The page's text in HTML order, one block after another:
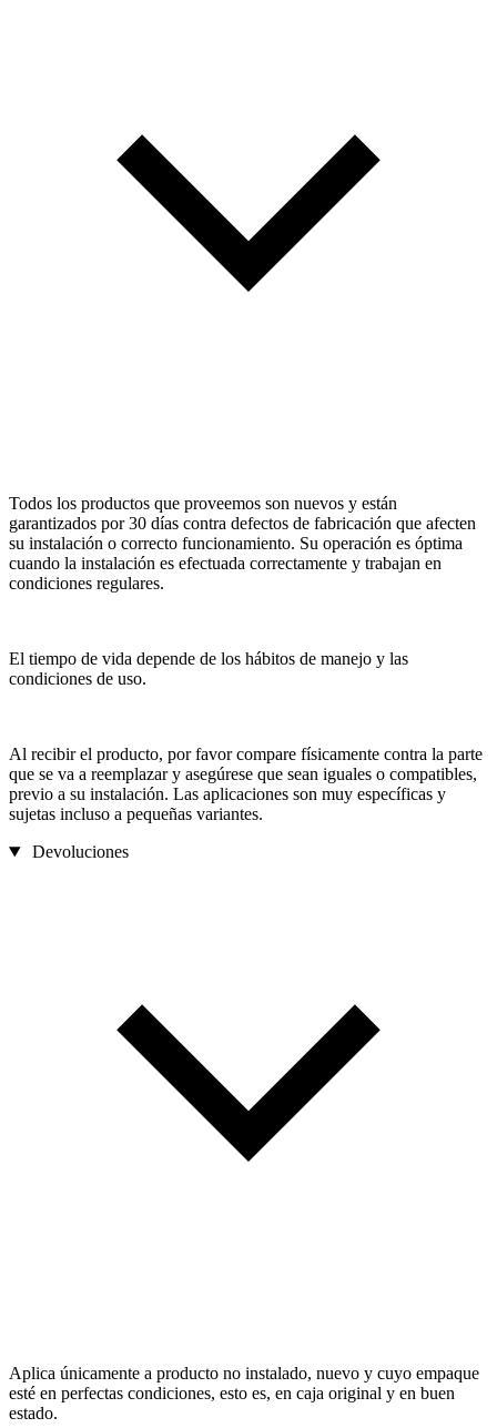
Todos los productos que proveemos son nuevos y están
garantizados por 30 días contra defectos de fabricación que afecten
su instalación o correcto funcionamiento. Su operación es óptima
cuando la instalación es efectuada correctamente y trabajan en
condiciones regulares.
El tiempo de vida depende de los hábitos de manejo y las
condiciones de uso.
Al recibir el producto, por favor compare físicamente contra la parte
que se va a reemplazar y asegúrese que sean iguales o compatibles,
previo a su instalación. Las aplicaciones son muy específicas y
sujetas incluso a pequeñas variantes.
Devoluciones
Aplica únicamente a producto no instalado, nuevo y cuyo empaque
esté en perfectas condiciones, esto es, en caja original y en buen
estado.